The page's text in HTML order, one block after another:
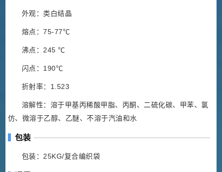
外观：类白结晶
熔点：75-77℃
沸点：245 ℃
闪点：190℃
折射率：1.523
溶解性：溶于甲基丙稀酸甲脂、丙酮、二硫化碳、甲苯、氯
仿、微溶于乙醇、乙醚、不溶于汽油和水
包装
包装：25KG/复合编织袋